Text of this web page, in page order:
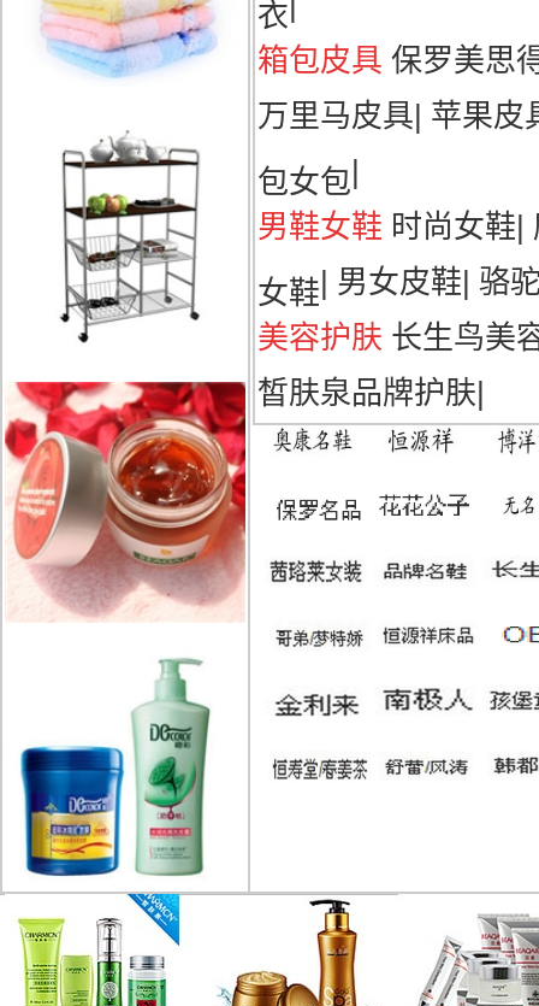
衣
箱包皮具 保罗美思
万里马皮具| 苹果皮
包女包 |
男鞋女鞋 时尚女鞋|
女鞋| 男女皮鞋| 骆
美容护肤 长生鸟美
皙肤泉品牌护肤|